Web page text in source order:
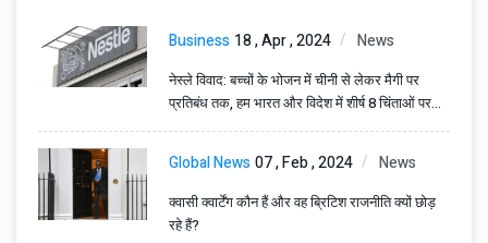
Business 18 , Apr , 2024 News
नेस्ले विवाद: बच्चों के भोजन में चीनी से लेकर मैगी पर
प्रतिबंध तक, हम भारत और विदेश में शीर्ष 8 चिंताओं पर
नज़र डालते हैं
Global News07 , Feb , 2024 News
क्वासी क्वार्टेंग कौन हैं और वह ब्रिटिश राजनीति क्यों छोड़
रहे हैं?